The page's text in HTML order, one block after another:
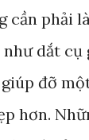
cần phải
dắt
đỡ
hơn.